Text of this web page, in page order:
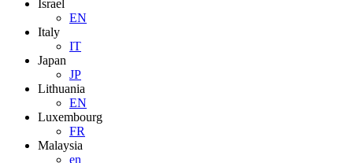
Israel
EN
Italy
IT
Japan
JP
Lithuania
EN
Luxembourg
FR
Malaysia
en